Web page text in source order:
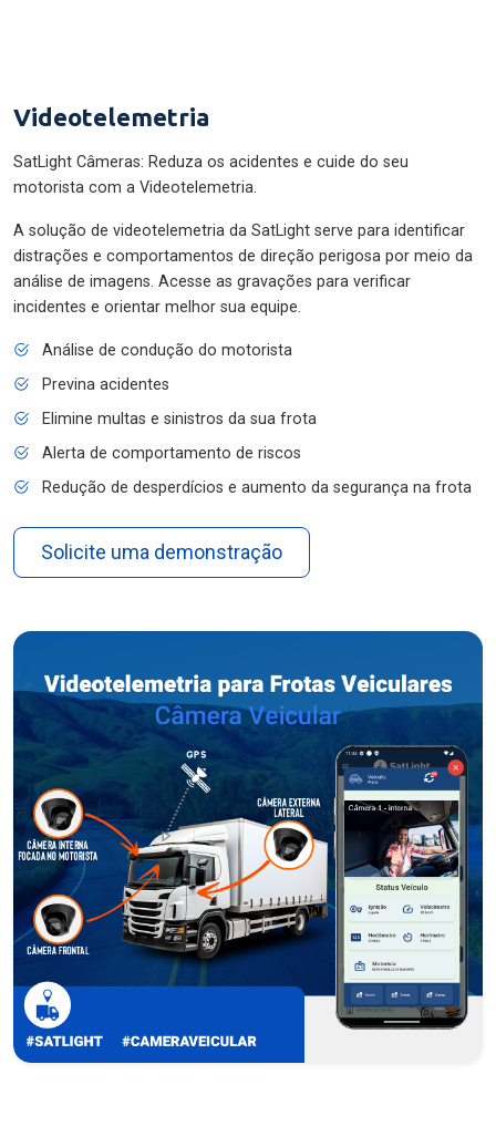
Videotelemetria
SatLight Câmeras: Reduza os acidentes e cuide do seu
motorista com a Videotelemetria.
A solução de videotelemetria da SatLight serve para identificar
distrações e comportamentos de direção perigosa por meio da
análise de imagens. Acesse as gravações para verificar
incidentes e orientar melhor sua equipe.
Análise de condução do motorista
Previna acidentes
Elimine multas e sinistros da sua frota
Alerta de comportamento de riscos
Redução de desperdícios e aumento da segurança na frota
Solicite uma demonstração